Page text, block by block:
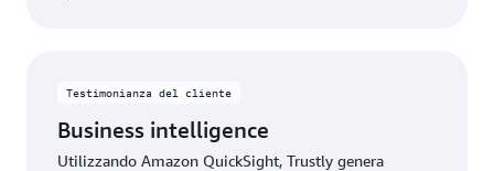
Testimonianza del cliente
Business intelligence
Utilizzando Amazon QuickSight, Trustly genera